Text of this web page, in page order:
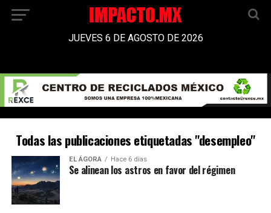
JUEVES 6 DE AGOSTO DE 2026
Todas las publicaciones etiquetadas "desempleo"
EL ÁGORA Hace 6 días
Se alinean los astros en favor del régimen